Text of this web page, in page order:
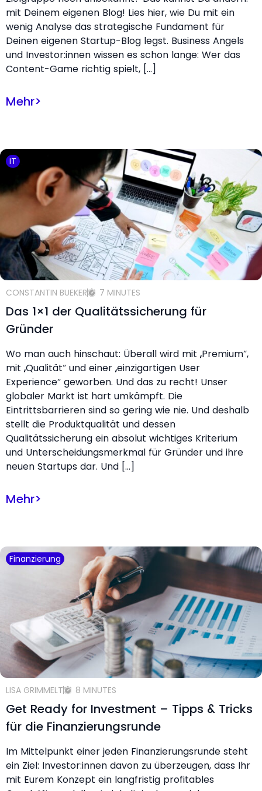
mit Deinem eigenen Blog! Lies hier, wie Du mit ein
wenig Analyse das strategische Fundament für
Deinen eigenen Startup-Blog legst. Business Angels
und Investor:innen wissen es schon lange: Wer das
Content-Game richtig spielt, […]
Mehr>
IT
CONSTANTIN BUEKER 7 MINUTES
Das 1×1 der Qualitätssicherung für
Gründer
Wo man auch hinschaut: Überall wird mit „Premium“,
mit „Qualität“ und einer „einzigartigen User
Experience“ geworben. Und das zu recht! Unser
globaler Markt ist hart umkämpft. Die
Eintrittsbarrieren sind so gering wie nie. Und deshalb
stellt die Produktqualität und dessen
Qualitätssicherung ein absolut wichtiges Kriterium
und Unterscheidungsmerkmal für Gründer und ihre
neuen Startups dar. Und […]
Mehr>
Finanzierung
LISA GRIMMELT 8 MINUTES
Get Ready for Investment – Tipps & Tricks
für die Finanzierungsrunde
Im Mittelpunkt einer jeden Finanzierungsrunde steht
ein Ziel: Investor:innen davon zu überzeugen, dass Ihr
mit Eurem Konzept ein langfristig profitables